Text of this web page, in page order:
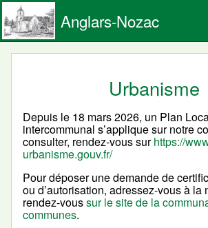
Anglars-Nozac
Urbanisme
Depuis le 18 mars 2026, un Plan
intercommunal s’applique sur notre
consulter, rendez-vous surhttps://
urbanisme.gouv.fr/
Pour déposer une demande de
ou d’autorisation, adressez-vous à la
rendez-voussur le site de la
communes.